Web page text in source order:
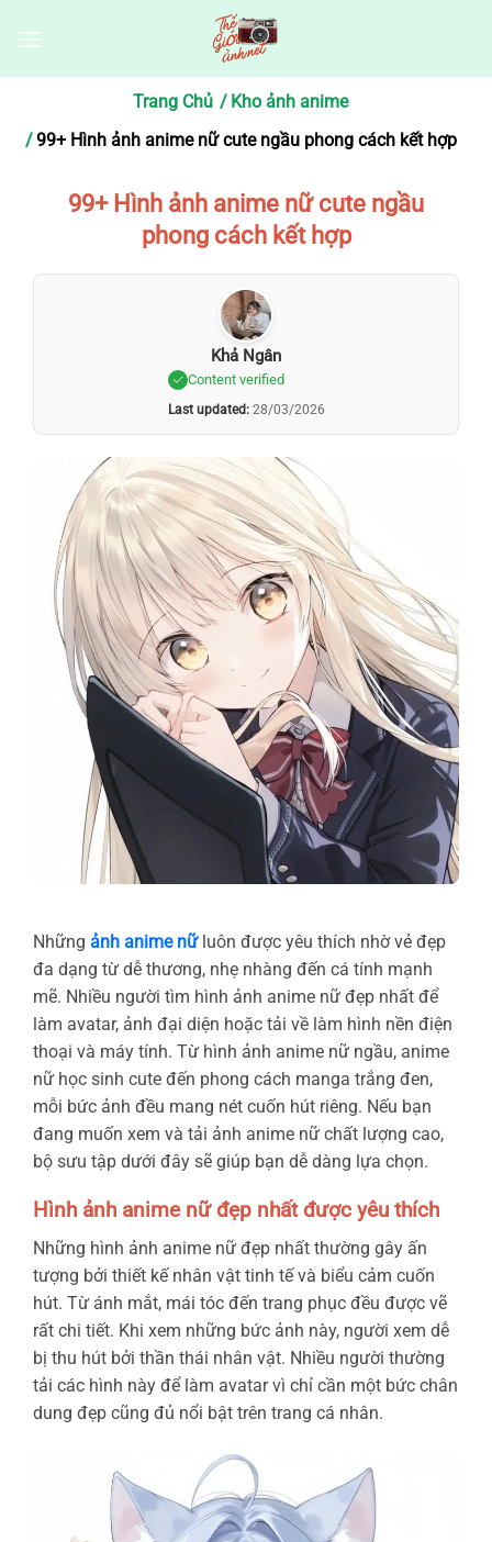
qua
Trang Chủ
Kho ảnh anime
99+ Hình ảnh anime nữ cute ngầu phong cách kết hợp
99+ Hình ảnh anime nữ cute ngầu
phong cách kết hợp
Khả Ngân
Content verified
Last updated:28/03/2026
Những ảnh anime nữluôn được yêu thích nhờ vẻ đẹp
đa dạng từ dễ thương, nhẹ nhàng đến cá tính mạnh
mẽ. Nhiều người tìm hình ảnh anime nữ đẹp nhất để
làm avatar, ảnh đại diện hoặc tải về làm hình nền điện
thoại và máy tính. Từ hình ảnh anime nữ ngầu, anime
nữ học sinh cute đến phong cách manga trắng đen,
mỗi bức ảnh đều mang nét cuốn hút riêng. Nếu bạn
đang muốn xem và tải ảnh anime nữ chất lượng cao,
bộ sưu tập dưới đây sẽ giúp bạn dễ dàng lựa chọn.
Hình ảnh anime nữ đẹp nhất được yêu thích
Những hình ảnh anime nữ đẹp nhất thường gây ấn
tượng bởi thiết kế nhân vật tinh tế và biểu cảm cuốn
hút. Từ ánh mắt, mái tóc đến trang phục đều được vẽ
rất chi tiết. Khi xem những bức ảnh này, người xem dễ
bị thu hút bởi thần thái nhân vật. Nhiều người thường
tải các hình này để làm avatar vì chỉ cần một bức chân
dung đẹp cũng đủ nổi bật trên trang cá nhân.